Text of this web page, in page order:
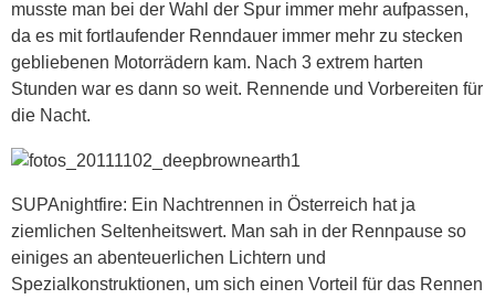
musste man bei der Wahl der Spur immer mehr aufpassen,
da es mit fortlaufender Renndauer immer mehr zu stecken
gebliebenen Motorrädern kam. Nach 3 extrem harten
Stunden war es dann so weit. Rennende und Vorbereiten für
die Nacht.
SUPAnightfire: Ein Nachtrennen in Österreich hat ja
ziemlichen Seltenheitswert. Man sah in der Rennpause so
einiges an abenteuerlichen Lichtern und
Spezialkonstruktionen, um sich einen Vorteil für das Rennen